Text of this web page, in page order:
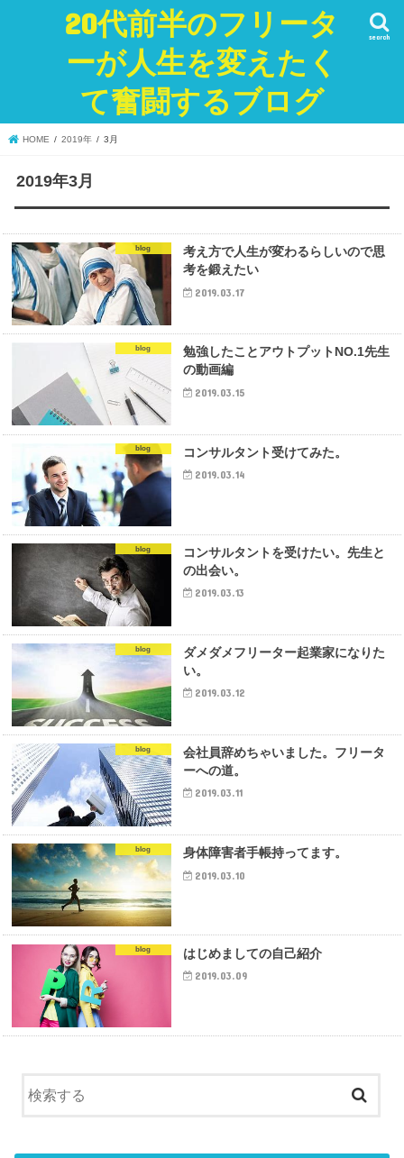
20代前半のフリータ
ーが人生を変えたく
て奮闘するブログ
search
HOME 2019年 3月
2019年3月
blog
考え方で人生が変わるらしいので思
考を鍛えたい
2019.03.17
blog
勉強したことアウトプットNO.1先生
の動画編
2019.03.15
blog コンサルタント受けてみた。
2019.03.14
blog
コンサルタントを受けたい。先生と
の出会い。
2019.03.13
blog
ダメダメフリーター起業家になりた
い。
2019.03.12
blog
会社員辞めちゃいました。フリータ
ーへの道。
2019.03.11
blog 身体障害者手帳持ってます。
2019.03.10
blog はじめましての自己紹介
2019.03.09